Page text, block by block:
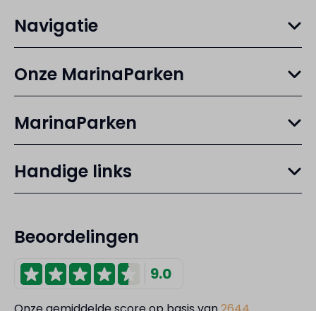
Navigatie
Onze MarinaParken
MarinaParken
Handige links
Beoordelingen
9.0